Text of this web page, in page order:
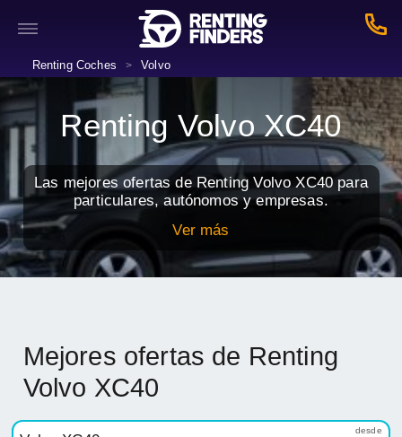
Renting Coches > Volvo
Renting Volvo XC40
Las mejores ofertas de Renting Volvo XC40 para
particulares, autónomos y empresas.
Ver más
Mejores ofertas de Renting
Volvo XC40
desde